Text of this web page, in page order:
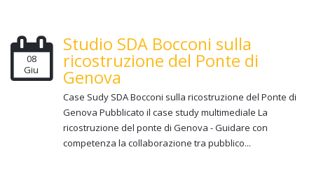
08
Giu
Studio SDA Bocconi sulla
ricostruzione del Ponte di
Genova
Case Sudy SDA Bocconi sulla ricostruzione del Ponte di
Genova Pubblicato il case study multimediale La
ricostruzione del ponte di Genova - Guidare con
competenza la collaborazione tra pubblico...